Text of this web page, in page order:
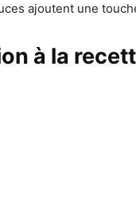
ajoutent une
à la